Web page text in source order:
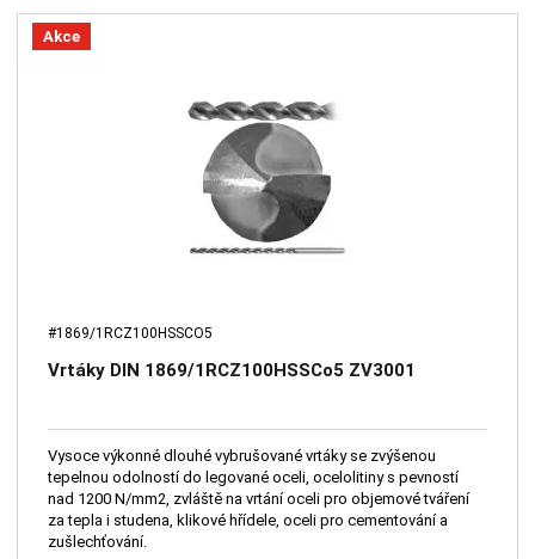
Akce
#1869/1RCZ100HSSCO5
Vrtáky DIN 1869/1RCZ100HSSCo5 ZV3001
Vysoce výkonné dlouhé vybrušované vrtáky se zvýšenou
tepelnou odolností do legované oceli, ocelolitiny s pevností
nad 1200 N/mm2, zvláště na vrtání oceli pro objemové tváření
za tepla i studena, klikové hřídele, oceli pro cementování a
zušlechťování.